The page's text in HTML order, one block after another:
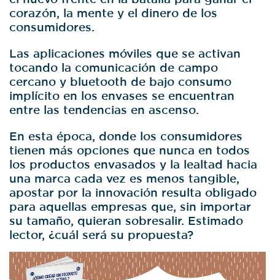
corazón, la mente y el dinero de los
consumidores.
Las aplicaciones móviles que se activan
tocando la comunicación de campo
cercano y bluetooth de bajo consumo
implícito en los envases se encuentran
entre las tendencias en ascenso.
En esta época, donde los consumidores
tienen más opciones que nunca en todos
los productos envasados y la lealtad hacia
una marca cada vez es menos tangible,
apostar por la innovación resulta obligado
para aquellas empresas que, sin importar
su tamaño, quieran sobresalir. Estimado
lector, ¿cuál será su propuesta?